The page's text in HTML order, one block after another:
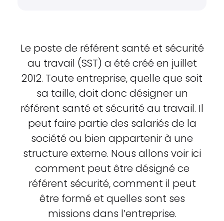
Le poste de référent santé et sécurité
au travail (SST) a été créé en juillet
2012. Toute entreprise, quelle que soit
sa taille, doit donc désigner un
référent santé et sécurité au travail. Il
peut faire partie des salariés de la
société ou bien appartenir à une
structure externe. Nous allons voir ici
comment peut être désigné ce
référent sécurité, comment il peut
être formé et quelles sont ses
missions dans l’entreprise.